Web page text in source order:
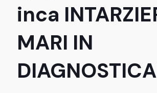
inca
MARI IN